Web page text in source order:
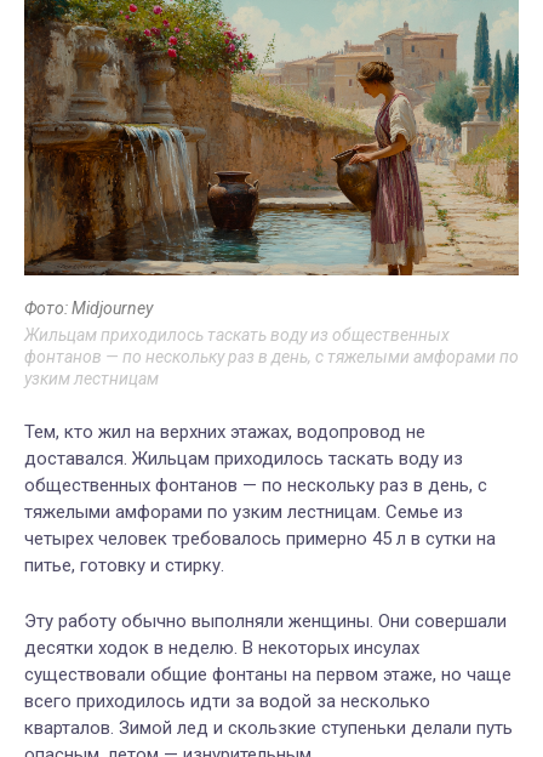
Фото: Midjourney
Жильцам приходилось таскать воду из общественных
фонтанов — по нескольку раз в день, с тяжелыми амфорами по
узким лестницам
Тем, кто жил на верхних этажах, водопровод не
доставался. Жильцам приходилось таскать воду из
общественных фонтанов — по нескольку раз в день, с
тяжелыми амфорами по узким лестницам. Семье из
четырех человек требовалось примерно 45 л в сутки на
питье, готовку и стирку.
Эту работу обычно выполняли женщины. Они совершали
десятки ходок в неделю. В некоторых инсулах
существовали общие фонтаны на первом этаже, но чаще
всего приходилось идти за водой за несколько
кварталов. Зимой лед и скользкие ступеньки делали путь